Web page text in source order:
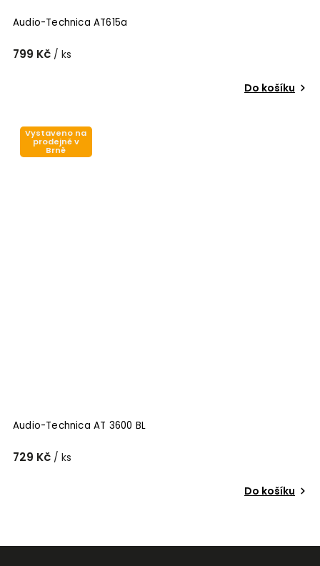
Audio-Technica AT615a
799 Kč / ks
Do košíku
Vystaveno na
prodejně v
Brně
Audio-Technica AT 3600 BL
729 Kč / ks
Do košíku